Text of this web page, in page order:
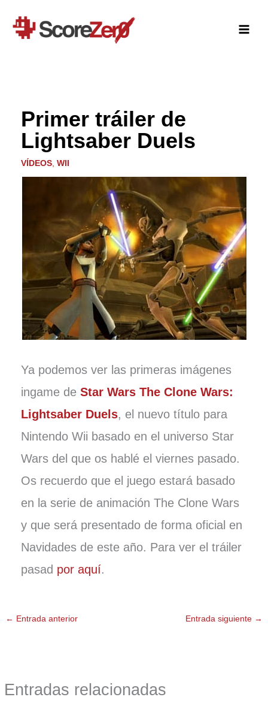
contenido
Primer tráiler de
Lightsaber Duels
VÍDEOS, WII
Ya podemos ver las primeras imágenes
ingame de Star Wars The Clone Wars:
Lightsaber Duels, el nuevo título para
Nintendo Wii basado en el universo Star
Wars del que os hablé el viernes pasado.
Os recuerdo que el juego estará basado
en la serie de animación The Clone Wars
y que será presentado de forma oficial en
Navidades de este año. Para ver el tráiler
pasad por aquí.
← Entrada anterior Entrada siguiente →
Entradas relacionadas